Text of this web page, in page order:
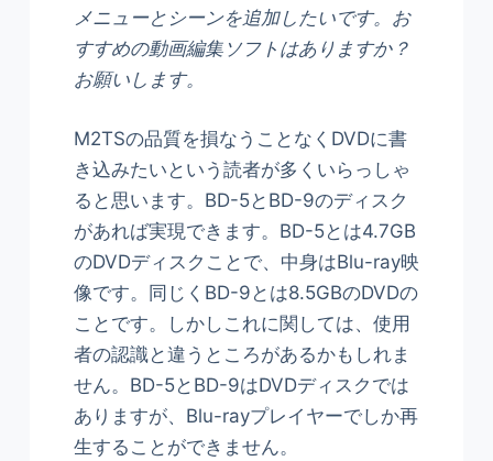
メニューとシーンを追加したいです。お
すすめの動画編集ソフトはありますか？
お願いします。
M2TSの品質を損なうことなくDVDに書
き込みたいという読者が多くいらっしゃ
ると思います。BD-5とBD-9のディスク
があれば実現できます。BD-5とは4.7GB
のDVDディスクことで、中身はBlu-ray映
像です。同じくBD-9とは8.5GBのDVDの
ことです。しかしこれに関しては、使用
者の認識と違うところがあるかもしれま
せん。BD-5とBD-9はDVDディスクでは
ありますが、Blu-rayプレイヤーでしか再
生することができません。